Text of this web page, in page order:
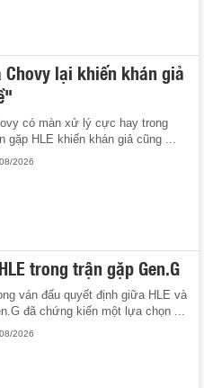
lại khiến khán giả
có màn xử lý cực hay trong
gặp HLE khiến khán giả cũng ...
2026
trong trận gặp Gen.G
ván đấu quyết định giữa HLE và
đã chứng kiến một lựa chọn ...
2026